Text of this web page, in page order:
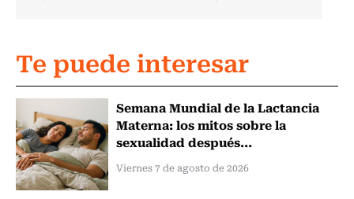
Te puede interesar
Semana Mundial de la Lactancia
Materna: los mitos sobre la
sexualidad después...
Viernes 7 de agosto de 2026